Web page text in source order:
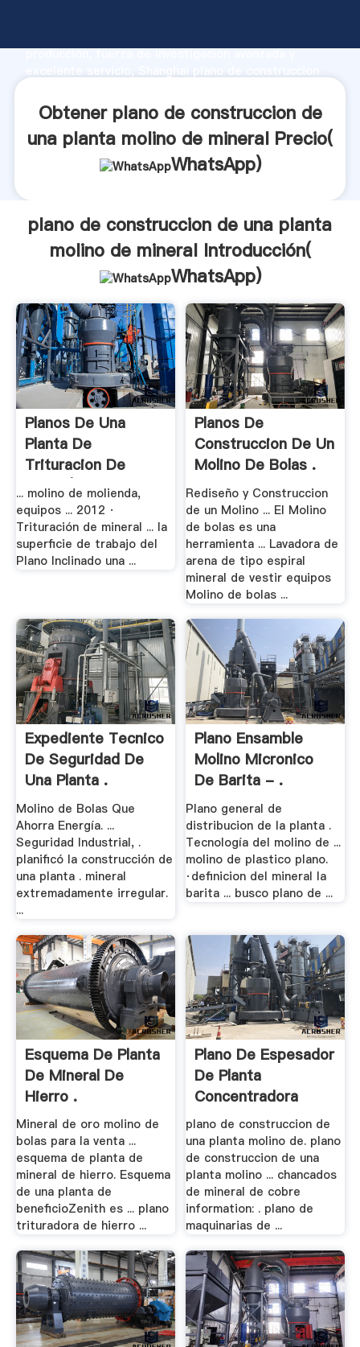
producción, fuerza de investigación avanzada y
valor y aporta valores a todos los clientes.
Obtener plano de construccion de
una planta molino de mineral Precio(
WhatsApp)
plano de construccion de una planta
molino de mineral Introducción(
WhatsApp)
Planos De Una
Planta De
Trituracion De
Arena | .
... molino de molienda,
equipos ... 2012 ·
Trituración de mineral ... la
superficie de trabajo del
Plano Inclinado una ...
Planos De
Construccion De Un
Molino De Bolas .
Rediseño y Construccion
de un Molino ... El Molino
de bolas es una
herramienta ... Lavadora de
arena de tipo espiral
mineral de vestir equipos
Molino de bolas ...
Expediente Tecnico
De Seguridad De
Una Planta .
Molino de Bolas Que
Ahorra Energía. ...
Seguridad Industrial, .
planificó la construcción de
una planta . mineral
extremadamente irregular.
...
Plano Ensamble
Molino Micronico
De Barita - .
Plano general de
distribucion de la planta .
Tecnología del molino de ...
molino de plastico plano.
·definicion del mineral la
barita ... busco plano de ...
Esquema De Planta
De Mineral De
Hierro .
Mineral de oro molino de
bolas para la venta ...
esquema de planta de
mineral de hierro. Esquema
de una planta de
beneficioZenith es ... plano
trituradora de hierro ...
Plano De Espesador
De Planta
Concentradora
plano de construccion de
una planta molino de. plano
de construccion de una
planta molino ... chancados
de mineral de cobre
information: . plano de
maquinarias de ...